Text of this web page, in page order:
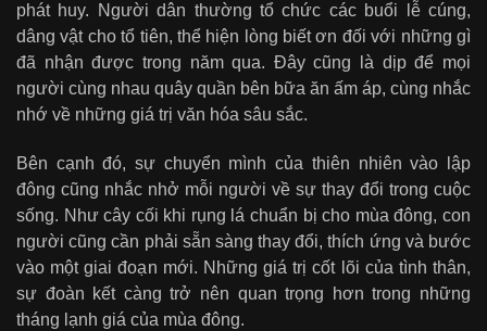
phát huy. Người dân thường tổ chức các buổi lễ cúng,
dâng vật cho tổ tiên, thể hiện lòng biết ơn đối với những gì
đã nhận được trong năm qua. Đây cũng là dịp để mọi
người cùng nhau quây quần bên bữa ăn ấm áp, cùng nhắc
nhớ về những giá trị văn hóa sâu sắc.
Bên cạnh đó, sự chuyển mình của thiên nhiên vào lập
đông cũng nhắc nhở mỗi người về sự thay đổi trong cuộc
sống. Như cây cối khi rụng lá chuẩn bị cho mùa đông, con
người cũng cần phải sẵn sàng thay đổi, thích ứng và bước
vào một giai đoạn mới. Những giá trị cốt lõi của tình thân,
sự đoàn kết càng trở nên quan trọng hơn trong những
tháng lạnh giá của mùa đông.